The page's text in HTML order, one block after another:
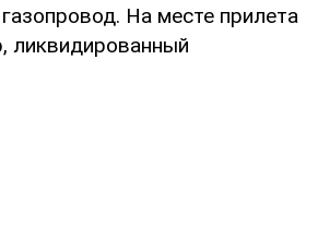
На месте прилета
ликвидированный